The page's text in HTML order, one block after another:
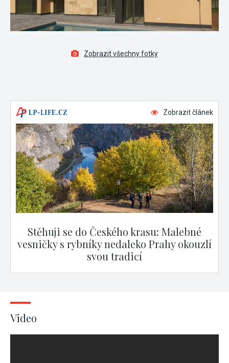
Zobrazit všechny fotky
Zobrazit článek
Stěhuji se do Českého krasu: Malebné
vesničky s rybníky nedaleko Prahy okouzlí
svou tradicí
Video